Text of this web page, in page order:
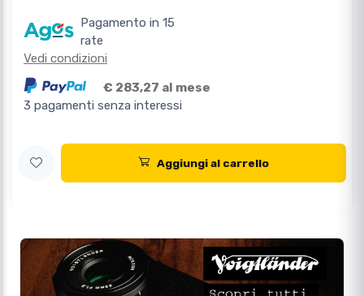
Pagamento in 15
rate
Vedi condizioni
€ 283,27 al mese
3 pagamenti senza interessi
Aggiungi al carrello